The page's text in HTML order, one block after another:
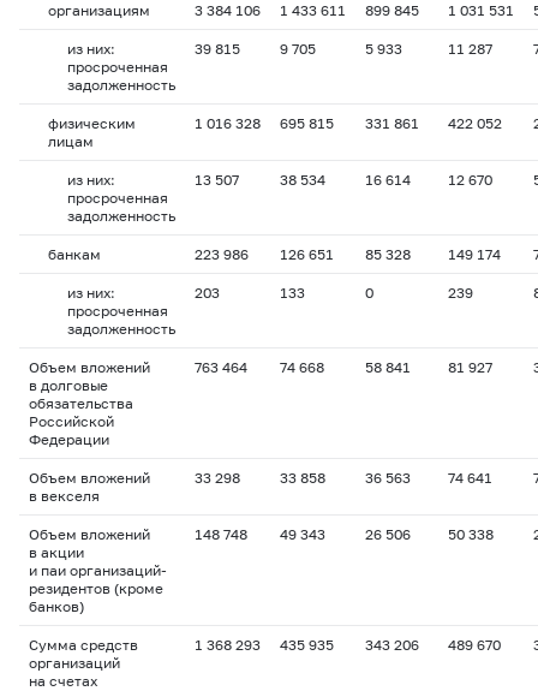
организациям 3 384 106 1 433 611 899 845 1 031 531
из них:
просроченная
задолженность
39 815 9 705 5 933 11 287
физическим
лицам
1 016 328 695 815 331 861 422 052
из них:
просроченная
задолженность
13 507 38 534 16 614 12 670
банкам 223 986 126 651 85 328 149 174
из них:
просроченная
задолженность
203 133 0 239
Объем вложений
в долговые
обязательства
Российской
Федерации
763 464 74 668 58 841 81 927
Объем вложений
в векселя
33 298 33 858 36 563 74 641
Объем вложений
в акции
и паи организаций-
резидентов (кроме
банков)
148 748 49 343 26 506 50 338
Сумма средств
организаций
на счетах
1 368 293 435 935 343 206 489 670